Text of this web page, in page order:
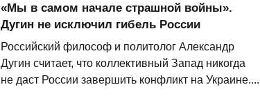
«Мы в самом начале страшной войны».
Дугин не исключил гибель России
Российский философ и политолог Александр
Дугин считает, что коллективный Запад никогда
не даст России завершить конфликт на Украине....